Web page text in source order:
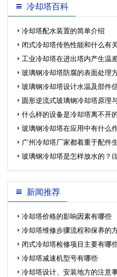
冷却塔百科
冷却塔配水装置的简单介绍
闭式冷却塔传热性能和什么有
格)…
工业冷却塔在进出塔内产生温
水)…
玻璃钢冷却塔防腐的表面处理
情)…
玻璃钢冷却塔设计水温及部件
价格)…
圆形逆流式玻璃钢冷却塔原理
塔)…
什么样的设备是冷却塔离不开
玻璃钢冷却塔在应用中有什么
… 广州冷却塔厂家都着重于配件
却塔填料回…
玻璃钢冷却塔是怎样放水的？
新闻推荐
冷却塔价格的影响因素有哪些
冷却塔维修步骤流程和保养的
闭式冷却塔检修项目主要有哪
冷却塔减速机型号有哪些
冷却塔设计、安装地方的注意